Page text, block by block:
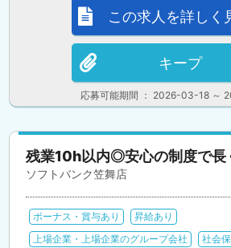
応募可能期間 ： 2026-03-18 ～
この求人を詳しく
キープ
残業10h以内◎安心の制度で
ソフトバンク笠舞店
ボーナス・賞与あり
昇給あり
上場企業・上場企業のグループ会社
社会